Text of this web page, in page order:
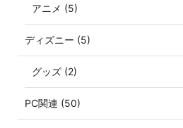
アニメ (5)
ディズニー (5)
グッズ (2)
PC関連 (50)